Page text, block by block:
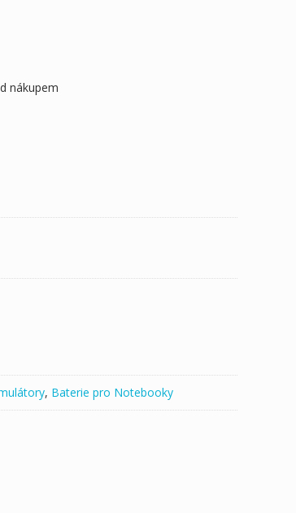
nákupem
, Baterie pro Notebooky